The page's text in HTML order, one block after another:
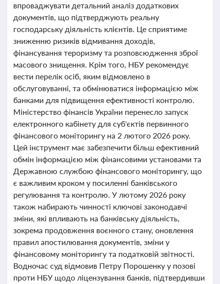
впроваджувати детальний аналіз додаткових
документів, що підтверджують реальну
господарську діяльність клієнтів. Це сприятиме
зниженню ризиків відмивання доходів,
фінансування тероризму та розповсюдження зброї
масового знищення. Крім того, НБУ рекомендує
вести перелік осіб, яким відмовлено в
обслуговуванні, та обмінюватися інформацією між
банками для підвищення ефективності контролю.
Міністерство фінансів України перенесло запуск
електронного кабінету для суб'єктів первинного
фінансового моніторингу на 2 лютого 2026 року.
Цей інструмент має забезпечити більш ефективний
обмін інформацією між фінансовими установами та
Державною службою фінансового моніторингу, що
є важливим кроком у посиленні банківського
регулювання та контролю. У лютому 2026 року
також набирають чинності ключові законодавчі
зміни, які впливають на банківську діяльність,
зокрема продовження воєнного стану, оновлення
правил апостилювання документів, зміни у
фінансовому моніторингу та податковій звітності.
Водночас суд відмовив Петру Порошенку у позові
проти НБУ щодо ліцензування банків, підтвердивши